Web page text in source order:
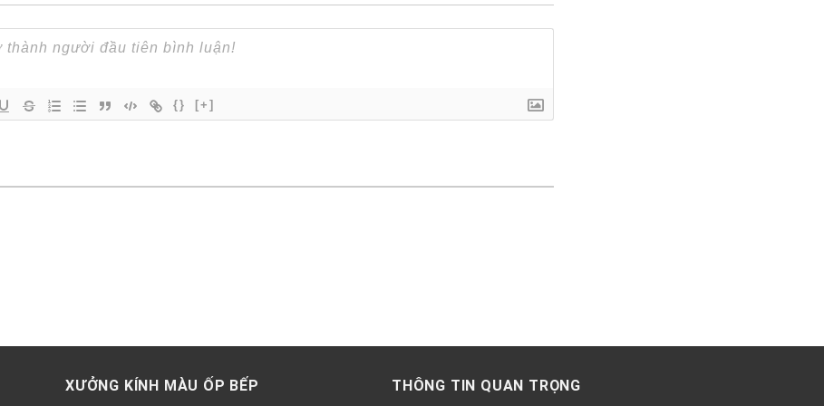
{} [+]
XƯỞNG KÍNH MÀU ỐP BẾP THÔNG TIN QUAN TRỌNG